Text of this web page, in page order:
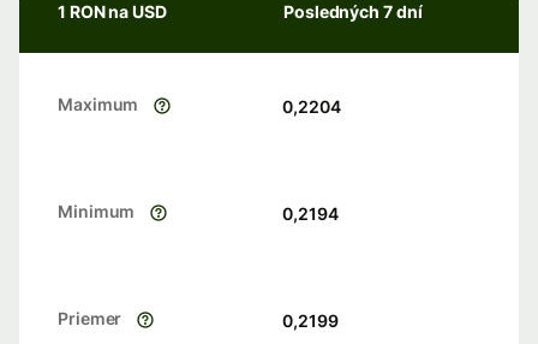
1 RON na USD Posledných 7 dní
Maximum 0,2204
Minimum 0,2194
Priemer 0,2199